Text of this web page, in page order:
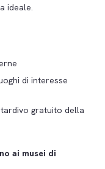
ideale.
di interesse
gratuito della
ai musei di